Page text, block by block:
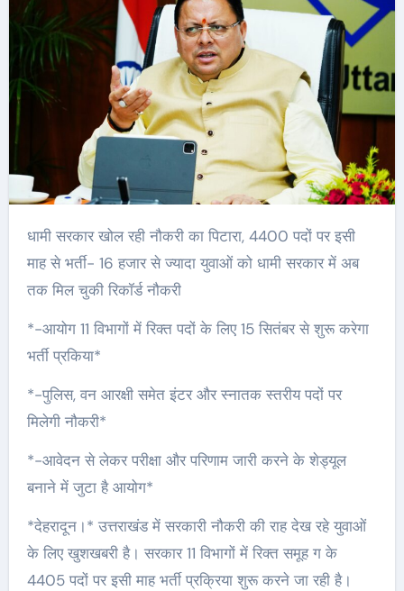
धामी सरकार खोल रही नौकरी का पिटारा, 4400 पदों पर इसी
माह से भर्ती- 16 हजार से ज्यादा युवाओं को धामी सरकार में अब
तक मिल चुकी रिकॉर्ड नौकरी
*-आयोग 11 विभागों में रिक्त पदों के लिए 15 सितंबर से शुरू करेगा
भर्ती प्रकिया*
*-पुलिस, वन आरक्षी समेत इंटर और स्नातक स्तरीय पदों पर
मिलेगी नौकरी*
*-आवेदन से लेकर परीक्षा और परिणाम जारी करने के शेड्यूल
बनाने में जुटा है आयोग*
*देहरादून।* उत्तराखंड में सरकारी नौकरी की राह देख रहे युवाओं
के लिए खुशखबरी है। सरकार 11 विभागों में रिक्त समूह ग के
4405 पदों पर इसी माह भर्ती प्रक्रिया शुरू करने जा रही है।